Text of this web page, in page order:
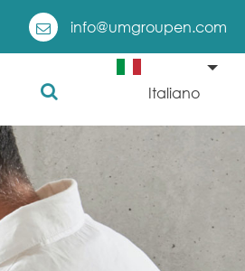
info@umgroupen.com
Italiano